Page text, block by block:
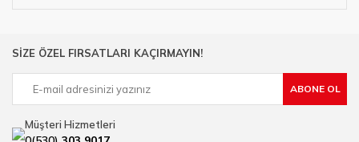
çalışan HIRDAVATARA.COM geniş ürün yelpazesi ile siz değerli
Ülkemizde özellikle gelişen sanayi, inşaat ve fabrikalaşma
çözümü üreten bir çok firmadan biri olan HIRDAVATARA.COM
SİZE ÖZEL FIRSATLARI KAÇIRMAYIN!
ABONE OL
Müşteri Hizmetleri